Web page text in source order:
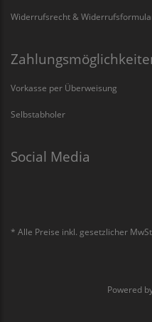
Widerrufsrecht &
Vorkasse per Überweisung
Selbstabholer
Social Media
* Alle Preise inkl. gesetzlicher
Powered